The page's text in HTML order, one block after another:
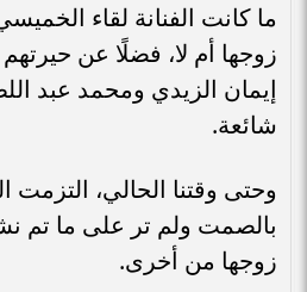
ما كانت الفنانة لقاء
زوجها أم لا، فضلًا عن
إيمان الزيدي ومحمد عبد
شائعة.
وحتى وقتنا الحالي، التزمت
بالصمت ولم تر على ما تم
زوجها من أخرى.